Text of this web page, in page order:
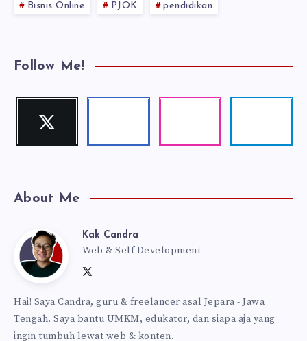
Bisnis Online PJOK pendidikan
Follow Me!
Twitter
Follow
About Me
Kak
Candra
Kak Candra
Web & Self Development
on
Facebook
Hai! Saya Candra, guru & freelancer asal Jepara - Jawa
Tengah. Saya bantu UMKM, edukator, dan siapa aja yang
ingin tumbuh lewat web & konten.